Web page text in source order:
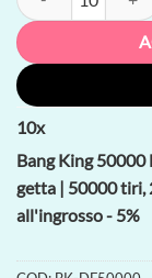
10x
Bang King
getta | 50000 tiri,
all'ingrosso - 5%